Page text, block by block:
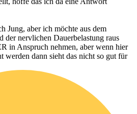
Jung, aber ich möchte aus dem
der nervlichen Dauerbelastung raus
in Anspruch nehmen, aber wenn hier
werden dann sieht das nicht so gut für